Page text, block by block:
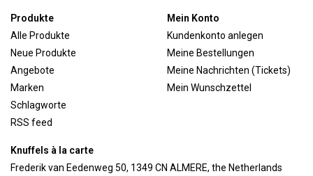
Produkte
Alle Produkte
Neue Produkte
Angebote
Marken
Schlagworte
RSS feed
Mein Konto
Kundenkonto anlegen
Meine Bestellungen
Meine Nachrichten (Tickets)
Mein Wunschzettel
Knuffels à la carte
Frederik van Eedenweg 50, 1349 CN ALMERE, the Netherlands